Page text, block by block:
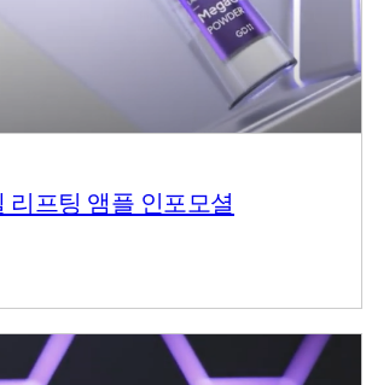
리프팅 앰플 인포모셜